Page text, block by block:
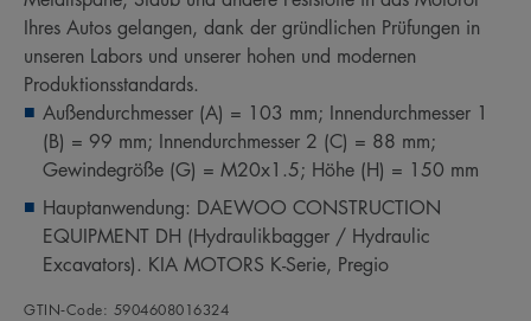
Ihres Autos gelangen, dank der gründlichen Prüfungen in
unseren Labors und unserer hohen und modernen
Produktionsstandards.
Außendurchmesser (A) = 103 mm; Innendurchmesser 1
(B) = 99 mm; Innendurchmesser 2 (C) = 88 mm;
Gewindegröße (G) = M20x1.5; Höhe (H) = 150 mm
Hauptanwendung: DAEWOO CONSTRUCTION
EQUIPMENT DH (Hydraulikbagger / Hydraulic
Excavators). KIA MOTORS K-Serie, Pregio
GTIN‑Code: 5904608016324